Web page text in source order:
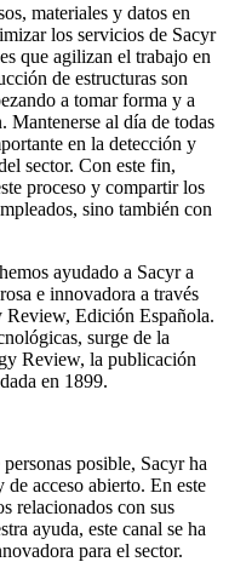
materiales y datos en
los servicios de Sacyr
que agilizan el trabajo en
de estructuras son
a tomar forma y a
Mantenerse al día de todas
en la detección y
sector. Con este fin,
proceso y compartir los
sino también con
ayudado a Sacyr a
e innovadora a través
Edición Española.
surge de la
Review, la publicación
en 1899.
posible, Sacyr ha
acceso abierto. En este
relacionados con sus
ayuda, este canal se ha
para el sector.